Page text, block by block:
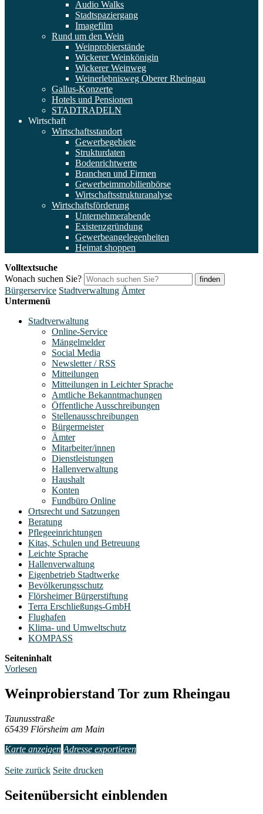
Audio Walks
Stadtspaziergang
Imagefilm
Rund um den Wein
Weinprobierstände
Wickerer Weinkönigin
Wickerer Weinweg
Weinerlebnisweg Oberer Rheingau
Gallus-Konzerte
Hotels und Pensionen
STADTRADELN
Wirtschaft
Wirtschaftsstandort
Gewerbegebiete
Strukturdaten
Bodenrichtwerte
Branchen und Firmen
Gewerbeimmobilienbörse
Wirtschaftsstrukturanalyse
Wirtschaftsförderung
Unternehmerabende
Existenzgründung
Gewerbeangelegenheiten
Heimat shoppen
Volltextsuche
Wonach suchen Sie?
finden
Bürgerservice Stadtverwaltung Ämter
Untermenü
Stadtverwaltung
Online-Service
Mängelmelder
Social Media
Newsletter / RSS
Mitteilungen
Mitteilungen in Leichter Sprache
Amtliche Bekanntmachungen
Öffentliche Ausschreibungen
Stellenausschreibungen
Bürgermeister
Ämter
Mitarbeiter/innen
Dienstleistungen
Hallenverwaltung
Haushalt
Konten
Fundbüro Online
Ortsrecht und Satzungen
Beratung
Pflegeeinrichtungen
Kitas, Schulen und Betreuung
Leichte Sprache
Hallenverwaltung
Eigenbetrieb Stadtwerke
Bevölkerungsschutz
Flörsheimer Bürgerstiftung
Terra Erschließungs-GmbH
Flughafen
Klima- und Umweltschutz
KOMPASS
Seiteninhalt
Vorlesen
Weinprobierstand Tor zum Rheingau
Taunusstraße
65439 Flörsheim am Main
Karte anzeigen Adresse exportieren
Seite zurück Seite drucken
Seitenübersicht einblenden